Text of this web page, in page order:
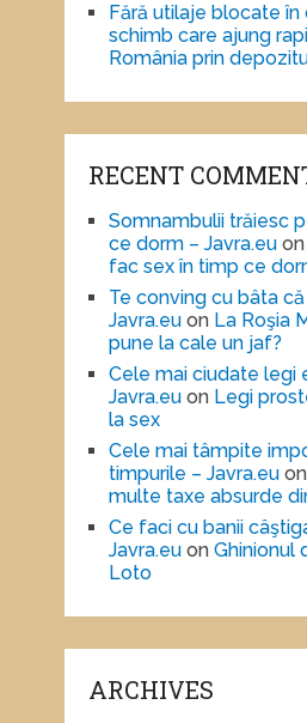
Fără utilaje blocate
schimb care ajung
România prin
RECENT
Somnambulii trăiesc
ce dorm – Javra.euon
fac sex în timp ce
Te conving cu bâta
Javra.euon La Roşia
pune la cale un jaf?
Cele mai ciudate legi
Javra.euon Legi
la sex
Cele mai tâmpite
timpurile – Javra.euon
multe taxe absurde
Ce faci cu banii
Javra.euon Ghinionul
Loto
ARCHIVES